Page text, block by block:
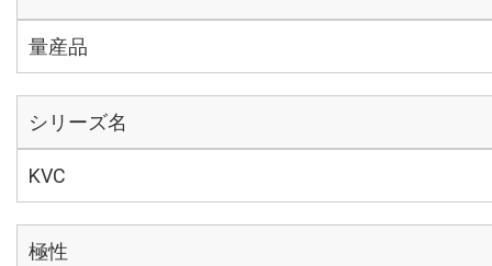
量産品
シリーズ名
KVC
極性